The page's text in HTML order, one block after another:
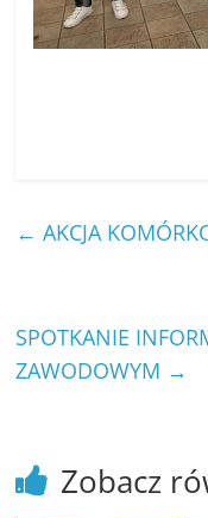
← AKCJA
SPOTKANIE
ZAWODOWYM →
Zobacz